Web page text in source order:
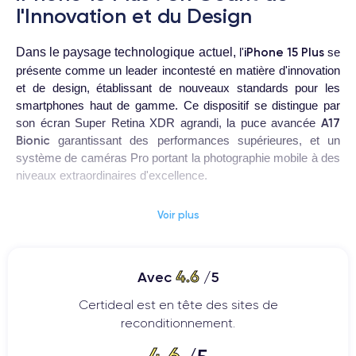
l'Innovation et du Design
Dans le paysage technologique actuel, l'iPhone 15 Plusse
présente comme un leader incontesté en matière d'innovation
et de design, établissant de nouveaux standards pour les
smartphones haut de gamme. Ce dispositif se distingue par
son écran Super Retina XDR agrandi, la puce avancée A17
Bionic garantissant des performances supérieures, et un
système de caméras Pro portant la photographie mobile à des
niveaux extraordinaires d'excellence.
Abordant des défis importants tels que la durabilité
fonctions de sécurité et de confidentialité sur ce modèle.
Dévoilé officiellement le 7 septembre 2023 et lancé en Europe
avancée majeure dans l'histoire de l'innovation d'Apple,
Voir plus
Avec 4.6/5
Certideal est en tête des sites de
reconditionnement.